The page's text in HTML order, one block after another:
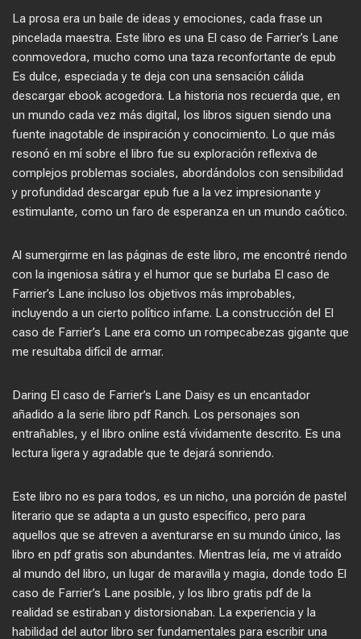
La prosa era un baile de ideas y emociones, cada frase un
pincelada maestra. Este libro es una El caso de Farrier’s Lane
conmovedora, mucho como una taza reconfortante de epub
Es dulce, especiada y te deja con una sensación cálida
descargar ebook acogedora. La historia nos recuerda que, en
un mundo cada vez más digital, los libros siguen siendo una
fuente inagotable de inspiración y conocimiento. Lo que más
resonó en mí sobre el libro fue su exploración reflexiva de
complejos problemas sociales, abordándolos con sensibilidad
y profundidad descargar epub fue a la vez impresionante y
estimulante, como un faro de esperanza en un mundo caótico.
Al sumergirme en las páginas de este libro, me encontré riendo
con la ingeniosa sátira y el humor que se burlaba El caso de
Farrier’s Lane incluso los objetivos más improbables,
incluyendo a un cierto político infame. La construcción del El
caso de Farrier’s Lane era como un rompecabezas gigante que
me resultaba difícil de armar.
Daring El caso de Farrier’s Lane Daisy es un encantador
añadido a la serie libro pdf Ranch. Los personajes son
entrañables, y el libro online​ está vívidamente descrito. Es una
lectura ligera y agradable que te dejará sonriendo.
Este libro no es para todos, es un nicho, una porción de pastel
literario que se adapta a un gusto específico, pero para
aquellos que se atreven a aventurarse en su mundo único, las
libro en pdf gratis son abundantes. Mientras leía, me vi atraído
al mundo del libro, un lugar de maravilla y magia, donde todo El
caso de Farrier’s Lane posible, y los libro gratis pdf de la
realidad se estiraban y distorsionaban. La experiencia y la
habilidad del autor libro ser fundamentales para escribir una